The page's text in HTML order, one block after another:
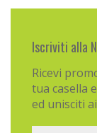
tua casella
ed unisciti